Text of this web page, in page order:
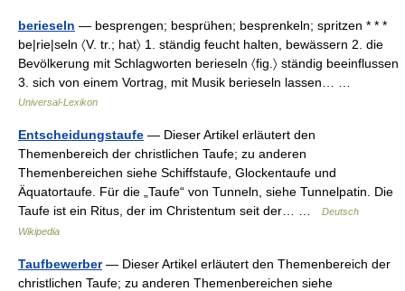
berieseln — besprengen; besprühen; besprenkeln; spritzen * * *
be|rie|seln 〈V. tr.; hat〉 1. ständig feucht halten, bewässern 2. die
Bevölkerung mit Schlagworten berieseln 〈fig.〉 ständig beeinflussen
3. sich von einem Vortrag, mit Musik berieseln lassen… …
Universal-Lexikon
Entscheidungstaufe — Dieser Artikel erläutert den
Themenbereich der christlichen Taufe; zu anderen
Themenbereichen siehe Schiffstaufe, Glockentaufe und
Äquatortaufe. Für die „Taufe“ von Tunneln, siehe Tunnelpatin. Die
Taufe ist ein Ritus, der im Christentum seit der… …
Deutsch
Wikipedia
Taufbewerber— Dieser Artikel erläutert den Themenbereich der
christlichen Taufe; zu anderen Themenbereichen siehe